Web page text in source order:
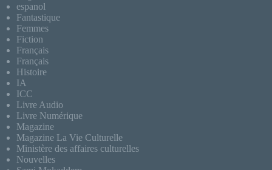
espanol
Fantastique
Femmes
Fiction
Français
Français
Histoire
IA
ICC
Livre Audio
Livre Numérique
Magazine
Magazine La Vie Culturelle
Ministère des affaires culturelles
Nouvelles